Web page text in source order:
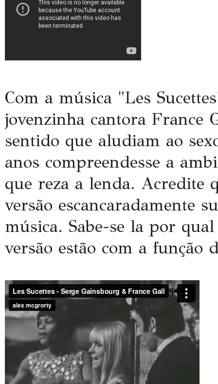
Com a música "Les Sucettes
jovenzinha cantora France
sentido que aludiam ao
anos compreendesse a
que reza a lenda. Acredite
versão escancaradamente
música. Sabe-se la por
versão estão com a função